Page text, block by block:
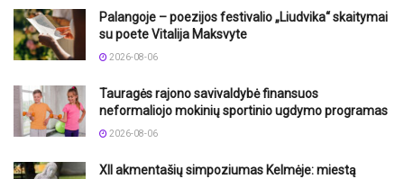
Palangoje – poezijos festivalio „Liudvika“ skaitymai
su poete Vitalija Maksvyte
2026-08-06
Tauragės rajono savivaldybė finansuos
neformaliojo mokinių sportinio ugdymo programas
2026-08-06
XII akmentašių simpoziumas Kelmėje: miestą